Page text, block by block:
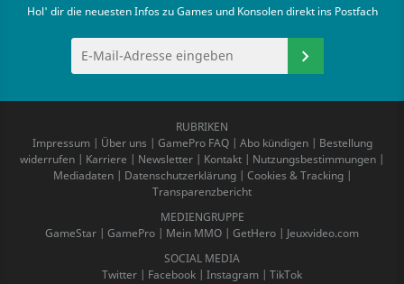
Hol' dir die neuesten Infos zu Games und Konsolen direkt ins Postfach
RUBRIKEN
Impressum| Über uns | GamePro FAQ| Abo kündigen| Bestellung
widerrufen | Karriere | Newsletter | Kontakt | Nutzungsbestimmungen |
Mediadaten| Datenschutzerklärung| Cookies & Tracking|
Transparenzbericht
MEDIENGRUPPE
GameStar | GamePro | Mein MMO | GetHero | Jeuxvideo.com
SOCIAL MEDIA
Twitter | Facebook | Instagram | TikTok